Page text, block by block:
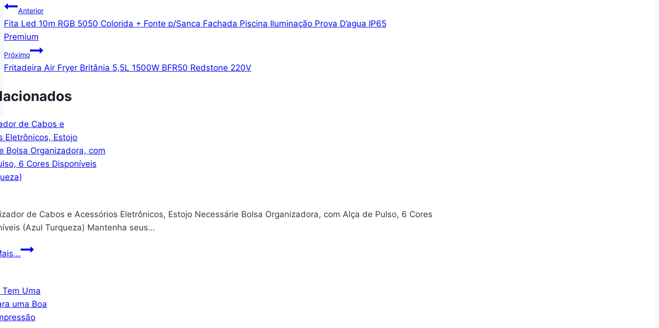
Navegação
de
Post
Anterior
Fita Led 10m RGB 5050 Colorida + Fonte p/Sanca Fachada Piscina Iluminação Prova D’agua IP65
Premium
Próximo
Fritadeira Air Fryer Britânia 5,5L 1500W BFR50 Redstone 220V
de Cabos e Acessórios Eletrônicos, Estojo Necessárie Bolsa Organizadora, com Alça de Pulso, 6 Cores
(Azul Turqueza) Mantenha seus…
Organizador
e
Acessórios
Eletrônicos,